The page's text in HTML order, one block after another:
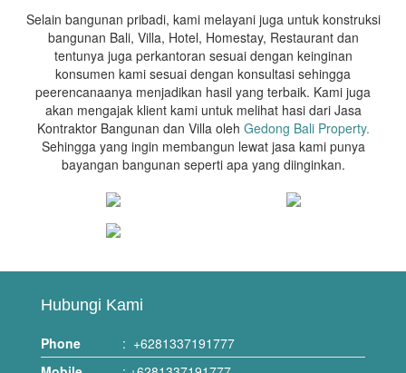
Selain bangunan pribadi, kami melayani juga untuk konstruksi
bangunan Bali, Villa, Hotel, Homestay, Restaurant dan
tentunya juga perkantoran sesuai dengan keinginan
konsumen kami sesuai dengan konsultasi sehingga
peerencanaanya menjadikan hasil yang terbaik. Kami juga
akan mengajak klient kami untuk melihat hasi dari Jasa
Kontraktor Bangunan dan Villa oleh Gedong Bali Property.
Sehingga yang ingin membangun lewat jasa kami punya
bayangan bangunan seperti apa yang diinginkan.
Hubungi Kami
Phone : +6281337191777